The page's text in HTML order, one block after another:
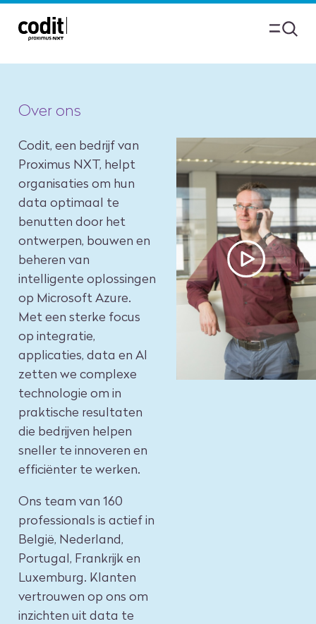
Over ons
Codit, een bedrijf van
Proximus NXT, helpt
organisaties om hun
data optimaal te
benutten door het
ontwerpen, bouwen en
beheren van
intelligente oplossingen
op Microsoft Azure.
Met een sterke focus
op integratie,
applicaties, data en AI
zetten we complexe
technologie om in
praktische resultaten
die bedrijven helpen
sneller te innoveren en
efficiënter te werken.
Ons team van 160
professionals is actief in
België, Nederland,
Portugal, Frankrijk en
Luxemburg. Klanten
vertrouwen op ons om
inzichten uit data te